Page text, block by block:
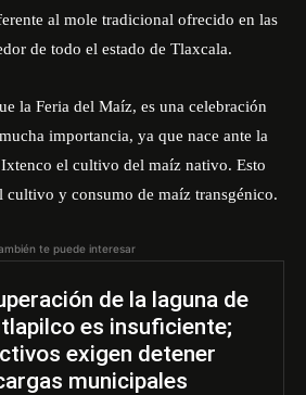
al mole tradicional ofrecido en las
de todo el estado de Tlaxcala.
la Feria del Maíz, es una celebración
importancia, ya que nace ante la
el cultivo del maíz nativo. Esto
cultivo y consumo de maíz transgénico.
te puede interesar
de la laguna de
es insuficiente;
exigen detener
municipales